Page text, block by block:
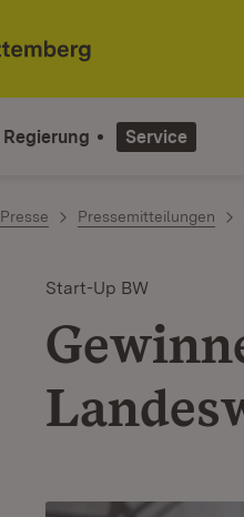
Regierung Service
Presse Pressemitteilungen
Start-Up BW